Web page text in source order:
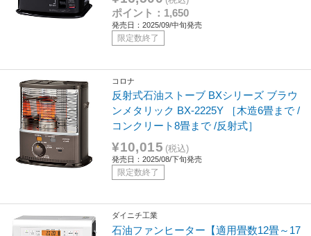
ポイント：1,650
発売日：2025/09/中旬発売
限定数終了
コロナ
反射式石油ストーブ BXシリーズ ブラウ
ンメタリック BX-2225Y ［木造6畳まで /
コンクリート8畳まで /反射式］
¥10,015 (税込)
発売日：2025/08/下旬発売
限定数終了
ダイニチ工業
石油ファンヒーター【適用畳数12畳～17